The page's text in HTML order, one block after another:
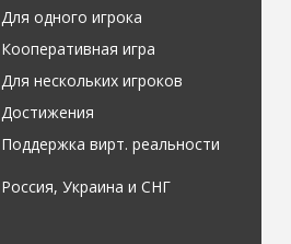
Для одного игрока
Кооперативная игра
Для нескольких игроков
Достижения
Поддержка вирт. реальности
Россия, Украина и СНГ